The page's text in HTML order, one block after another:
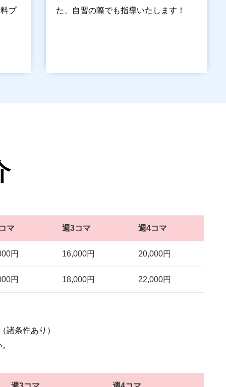
プ
た、自習の際でも指導いたします！
マ 週3コマ 週4コマ
円 16,000円 20,000円
円 18,000円 22,000円
条件あり）